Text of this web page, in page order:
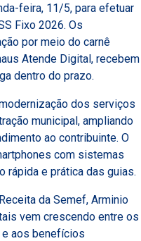
feira, 11/5, para efetuar
Fixo 2026. Os
por meio do carnê
Atende Digital, recebem
dentro do prazo.
dos serviços
municipal, ampliando
ao contribuinte. O
com sistemas
rápida e prática das guias.
da Semef, Arminio
vem crescendo entre os
aos benefícios